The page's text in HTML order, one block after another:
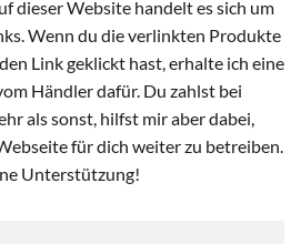
dieser Website handelt es sich um
Wenn du die verlinkten Produkte
Link geklickt hast, erhalte ich eine
Händler dafür. Du zahlst bei
als sonst, hilfst mir aber dabei,
für dich weiter zu betreiben.
Unterstützung!